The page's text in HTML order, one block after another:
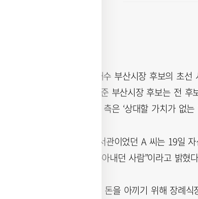
더불어민주당 전재수 부산시장 후보의 초
다. 국민의힘 박형준 부산시장 후보는 전
어올렸고, 전 후보 측은 ‘상대할 가치가 없
전 후보의 6급 비서관이었던 A 씨는 19일
말을 수도 없이 쏟아내던 사람”이라고 밝혔
A 씨는 “전 후보는 돈을 아끼기 위해 장례